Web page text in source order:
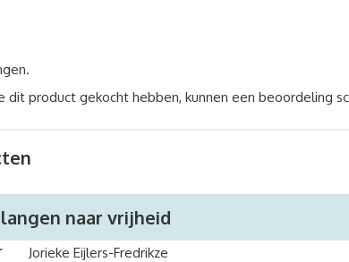
dit product gekocht hebben, kunnen een beoordeling
naar vrijheid
Jorieke Eijlers-Fredrikze